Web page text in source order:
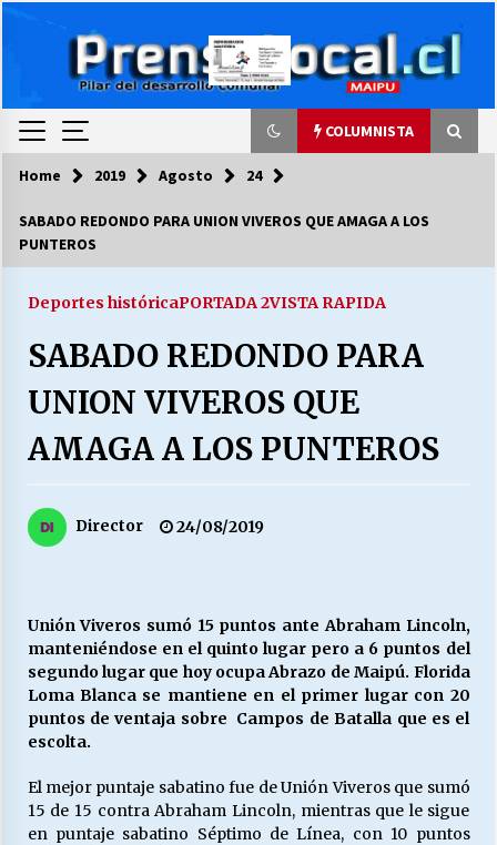
COLUMNISTA
COLUMNISTA
03/08/2026
LA DC POR SIEMPRE.RECORDANDO 69 AÑOS DE
28/07/2026
“ORGULLOSOS DE SER DC” SALUDA EL
Escuela hospitalaria El Carmen de Maipu.
25/06/2026
23/06/2026
Home 2019 Agosto 24
SABADO REDONDO PARA UNION VIVEROS QUE AMAGA A LOS
PUNTEROS
Deportes históricaPORTADA 2VISTA RAPIDA
SABADO REDONDO PARA
UNION VIVEROS QUE
AMAGA A LOS PUNTEROS
Director 24/08/2019
Unión Viveros sumó 15 puntos ante Abraham Lincoln,
manteniéndose en el quinto lugar pero a 6 puntos del
segundo lugar que hoy ocupa Abrazo de Maipú. Florida
Loma Blanca se mantiene en el primer lugar con 20
puntos de ventaja sobre Campos de Batalla que es el
escolta.
El mejor puntaje sabatino fue de Unión Viveros que sumó
15 de 15 contra Abraham Lincoln, mientras que le sigue
en puntaje sabatino Séptimo de Línea, con 10 puntos